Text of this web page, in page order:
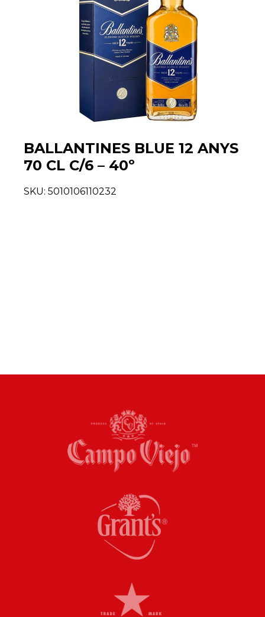
BALLANTINES BLUE 12 ANYS
70 CL C/6 – 40º
SKU: 5010106110232